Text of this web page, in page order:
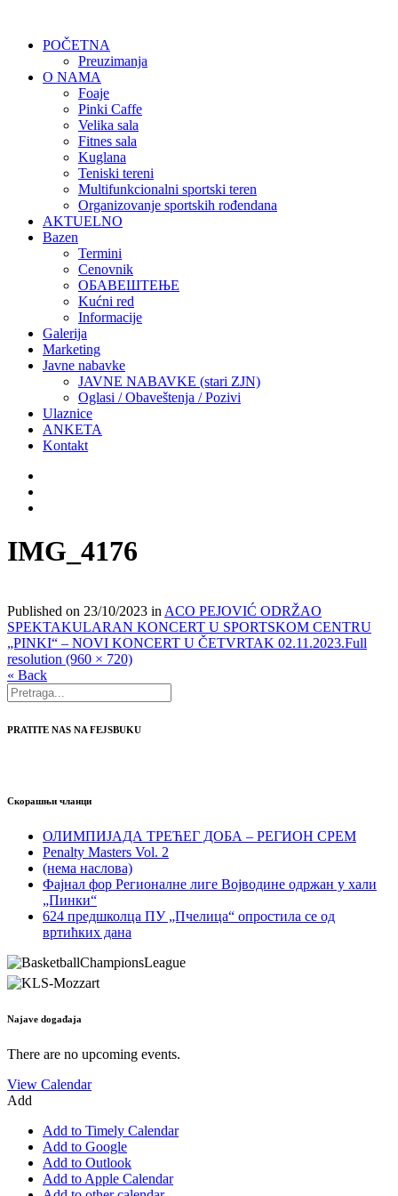
POČETNA
Preuzimanja
O NAMA
Foaje
Pinki Caffe
Velika sala
Fitnes sala
Kuglana
Teniski tereni
Multifunkcionalni sportski teren
Organizovanje sportskih rođendana
AKTUELNO
Bazen
Termini
Cenovnik
ОБАВЕШТЕЊЕ
Kućni red
Informacije
Galerija
Marketing
Javne nabavke
JAVNE NABAVKE (stari ZJN)
Oglasi / Obaveštenja / Pozivi
Ulaznice
ANKETA
Kontakt
IMG_4176
Published on 23/10/2023 in ACO PEJOVIĆ ODRŽAO
SPEKTAKULARAN KONCERT U SPORTSKOM CENTRU
„PINKI“ – NOVI KONCERT U ČETVRTAK 02.11.2023.Full
resolution (960 × 720)
« Back
PRATITE NAS NA FEJSBUKU
Скорашњи чланци
ОЛИМПИЈАДА ТРЕЋЕГ ДОБА – РЕГИОН СРЕМ
Penalty Masters Vol. 2
(нема наслова)
Фајнал фор Регионалне лиге Војводине одржан у хали
„Пинки“
624 предшколца ПУ „Пчелица“ опростила се од
вртићких дана
Najave događaja
There are no upcoming events.
View Calendar
Add
Add to Timely Calendar
Add to Google
Add to Outlook
Add to Apple Calendar